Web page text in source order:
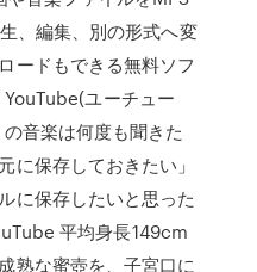
、編集、別の形式へ変
ードもできる無料ソフ
ユーチュー
音楽は何度も聞きた
に保存しておきたい」
に保存したいと思った
平均身長149cm
熟な蜜壺を、子宮口に